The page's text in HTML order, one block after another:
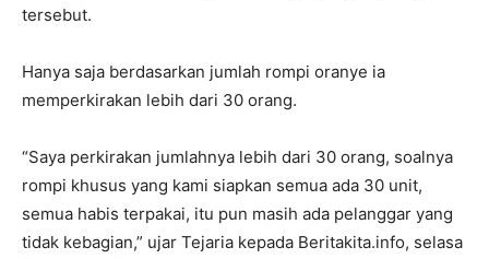
tersebut.
Hanya saja berdasarkan jumlah rompi oranye ia
memperkirakan lebih dari 30 orang.
“Saya perkirakan jumlahnya lebih dari 30 orang, soalnya
rompi khusus yang kami siapkan semua ada 30 unit,
semua habis terpakai, itu pun masih ada pelanggar yang
tidak kebagian,” ujar Tejaria kepada Beritakita.info, selasa